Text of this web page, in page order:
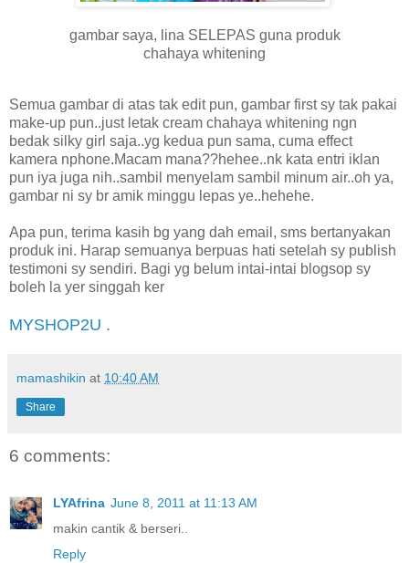
gambar saya, lina SELEPAS guna produk
chahaya whitening
Semua gambar di atas tak edit pun, gambar first sy tak pakai
make-up pun..just letak cream chahaya whitening ngn
bedak silky girl saja..yg kedua pun sama, cuma effect
kamera nphone.Macam mana??hehee..nk kata entri iklan
pun iya juga nih..sambil menyelam sambil minum air..oh ya,
gambar ni sy br amik minggu lepas ye..hehehe.
Apa pun, terima kasih bg yang dah email, sms bertanyakan
produk ini. Harap semuanya berpuas hati setelah sy publish
testimoni sy sendiri. Bagi yg belum intai-intai blogsop sy
boleh la yer singgah ker
MYSHOP2U .
mamashikin at 10:40 AM
Share
6 comments:
LYAfrina June 8, 2011 at 11:13 AM
makin cantik & berseri..
Reply